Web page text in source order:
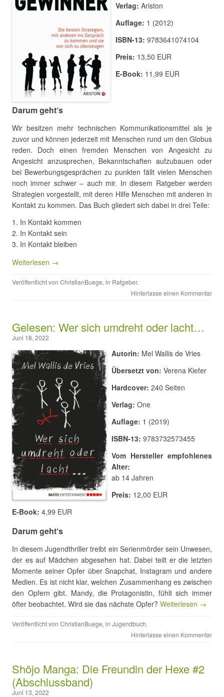
Verlag: Ariston
Auflage: 1 (2012)
ISBN-13: 9783641074104
Preis: 13,50 EUR
E-Book: 11,99 EUR
Darum geht‘s
Wir besitzen mehr technischen Kommunikationsmittel als je
zuvor und können jederzeit mit Menschen rund um den Globus
reden. Doch einen fremden Menschen von Angesicht zu
Angesicht anzusprechen, Bekanntschaften aufzubauen oder
bei Bewerbungsgesprächen zu punkten fällt vielen Menschen
noch immer schwer – auch mir. In diesem Ratgeber werden
Strategien vorgestellt, mit deren Hilfe Menschen mit anderen in
Kontakt zu kommen. Das Buch gliedert sich dabei in drei Teile:
In Kontakt kommen
In Kontakt sein
In Kontakt bleiben
Weiterlesen →
Veröffentlicht von ChristianBuege, in Ratgeber.
Hinterlasse einen Kommentar
Gelesen: Wer sich umdreht oder lacht…
Juni 18, 2022
Autorin: Mel Wallis de Vries
Übersetzt von: Verena Kiefer
Hardcover: 240 Seiten
Verlag: One
Auflage: 1 (2019)
ISBN-13: 9783732573455
Vom Hersteller empfohlenes
Alter:
ab 14 Jahren
Preis: 12,00 EUR
E-Book: 4,99 EUR
Darum geht‘s
In diesem Jugendthriller treibt ein Serienmörder sein Unwesen,
der es auf Mädchen abgesehen hat. Dabei teilt er die letzten
Momente seiner Opfer über Snapchat, Instagram und andere
Medien. Es ist nicht klar, welchen Zusammenhang es zwischen
den Opfern gibt. Mandy, die Protagonistin, fühlt sich immer
öfter beobachtet. Wird sie das nächste Opfer? Weiterlesen →
Veröffentlicht von ChristianBuege, in Jugendbuch.
Hinterlasse einen Kommentar
Shōjo Manga: Die Freundin der Hexe #2
(Abschlussband)
Juni 13, 2022